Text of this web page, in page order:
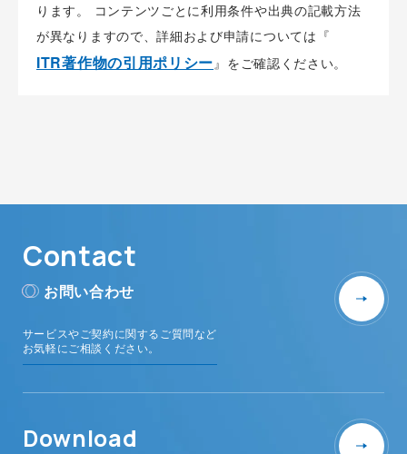
ります。 コンテンツごとに利用条件や出典の記載方法
が異なりますので、詳細および申請については『
ITR著作物の引用ポリシー』をご確認ください。
Contact
お問い合わせ
サービスやご契約に関するご質問など
お気軽にご相談ください。
Download